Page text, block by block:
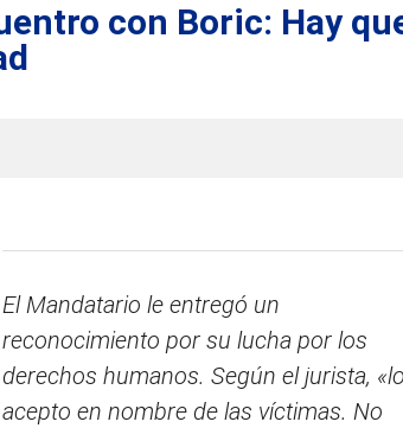
con Boric: Hay
El Mandatario le entregó un
reconocimiento por su lucha por los
derechos humanos. Según el jurista, «lo
acepto en nombre de las víctimas. No